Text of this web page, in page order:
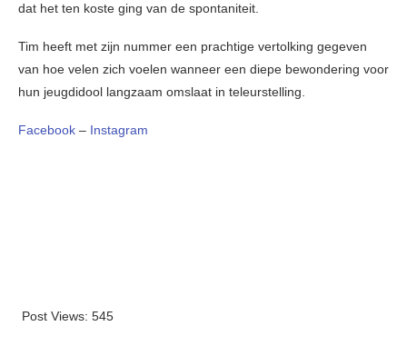
dat het ten koste ging van de spontaniteit.
Tim heeft met zijn nummer een prachtige vertolking gegeven
van hoe velen zich voelen wanneer een diepe bewondering voor
hun jeugdidool langzaam omslaat in teleurstelling.
Facebook – Instagram
Post Views: 545